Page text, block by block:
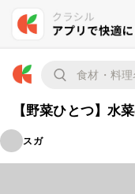
【野菜ひとつ】水
スガ